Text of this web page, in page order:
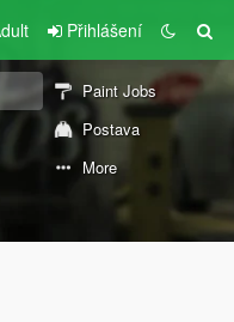
Přihlášení
Paint Jobs
Postava
More